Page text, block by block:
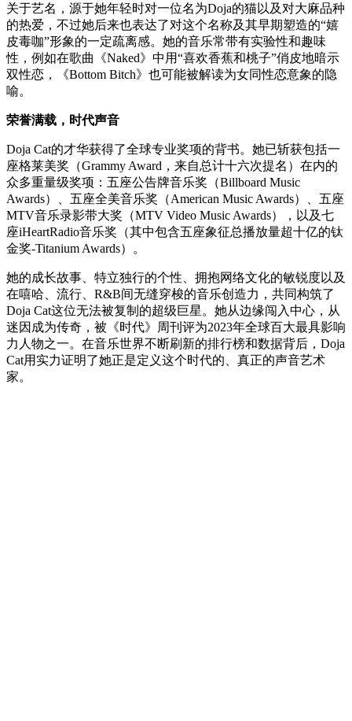
关于艺名，源于她年轻时对一位名为Doja的猫以及对大麻品种
的热爱，不过她后来也表达了对这个名称及其早期塑造的“嬉
皮毒咖”形象的一定疏离感。她的音乐常带有实验性和趣味
性，例如在歌曲《Naked》中用“喜欢香蕉和桃子”俏皮地暗示
双性恋，《Bottom Bitch》也可能被解读为女同性恋意象的隐
喻。
荣誉满载，时代声音
Doja Cat的才华获得了全球专业奖项的背书。她已斩获包括一
座格莱美奖（Grammy Award，来自总计十六次提名）在内的
众多重量级奖项：五座公告牌音乐奖（Billboard Music
Awards）、五座全美音乐奖（American Music Awards）、五座
MTV音乐录影带大奖（MTV Video Music Awards），以及七
座iHeartRadio音乐奖（其中包含五座象征总播放量超十亿的钛
金奖-Titanium Awards）。
她的成长故事、特立独行的个性、拥抱网络文化的敏锐度以及
在嘻哈、流行、R&B间无缝穿梭的音乐创造力，共同构筑了
Doja Cat这位无法被复制的超级巨星。她从边缘闯入中心，从
迷因成为传奇，被《时代》周刊评为2023年全球百大最具影响
力人物之一。在音乐世界不断刷新的排行榜和数据背后，Doja
Cat用实力证明了她正是定义这个时代的、真正的声音艺术
家。